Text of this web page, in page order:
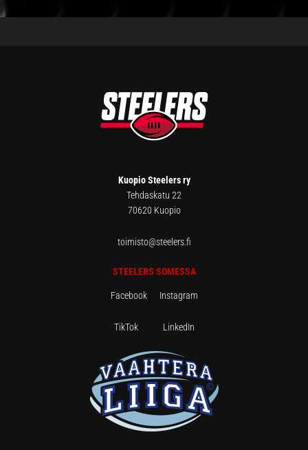
Kuopio Steelers ry
Tehdaskatu 22
70620 Kuopio
toimisto@steelers.fi
STEELERS SOMESSA
Facebook Instagram
TikTok LinkedIn